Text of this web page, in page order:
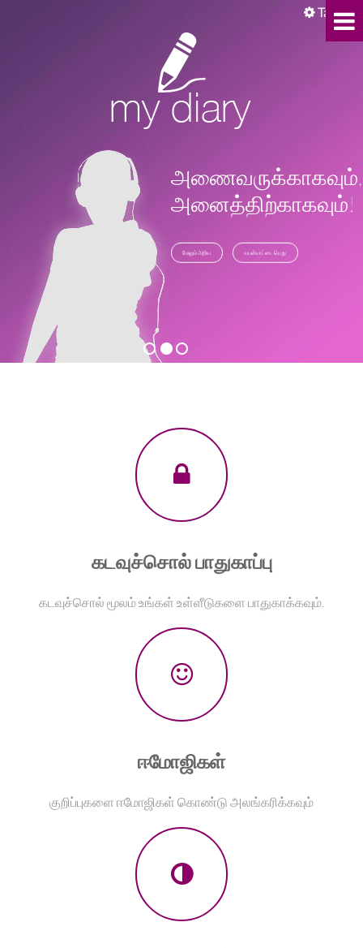
Tamil
அணைவருக்காகவும்,
அனைத்திற்காகவும்!
மேலும் அறிய பயன்பாட்டை பெறு
கடவுச்சொல் பாதுகாப்பு
கடவுச்சொல் மூலம் உங்கள் உள்ளீடுகளை பாதுகாக்கவும்.
ஈமோஜிகள்
குறிப்புகளை ஈமோஜிகள் கொண்டு அலங்கரிக்கவும்